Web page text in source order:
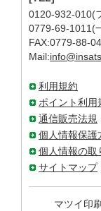
0120-932-010(
0779-69-1011(
FAX:0779-88-
Mail:
利用規約
ポイント利用
通信販売法規
個人情報保護
個人情報の取
サイトマップ
マツイ印